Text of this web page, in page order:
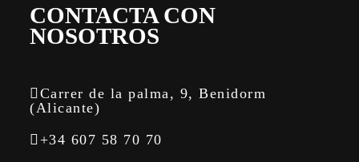
CONTACTA CON
NOSOTROS
Carrer de la palma, 9, Benidorm
(Alicante)
+34 607 58 70 70